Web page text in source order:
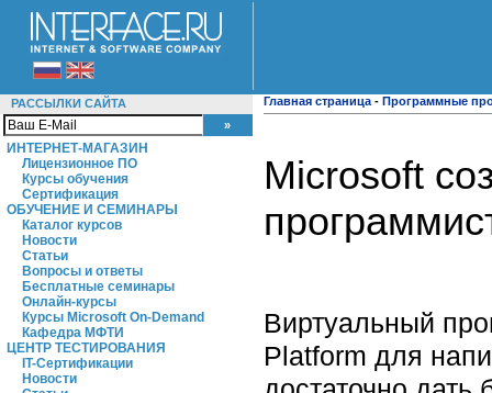
РАССЫЛКИ САЙТА
ИНТЕРНЕТ-МАГАЗИН
Лицензионное ПО
Курсы обучения
Сертификация
ОБУЧЕНИЕ И СЕМИНАРЫ
Каталог курсов
Новости
Статьи
Вопросы и ответы
Бесплатные семинары
Онлайн-курсы
Курсы Microsoft On-Demand
Кафедра МФТИ
ЦЕНТР ТЕСТИРОВАНИЯ
IT-Сертификации
Новости
Главная страница - Программные
Microsoft
Виртуальный
Platform для